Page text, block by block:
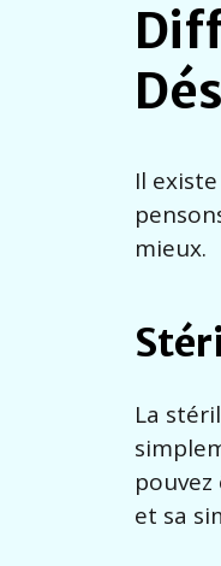
Il
mieux.
La
et sa